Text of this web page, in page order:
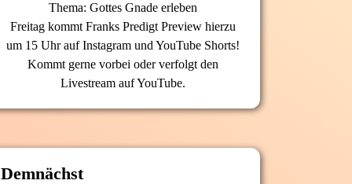
Thema: Gottes Gnade erleben
Freitag kommt Franks Predigt Preview hierzu
um 15 Uhr auf Instagram und YouTube Shorts!
Kommt gerne vorbei oder verfolgt den
Livestream auf YouTube.
Demnächst